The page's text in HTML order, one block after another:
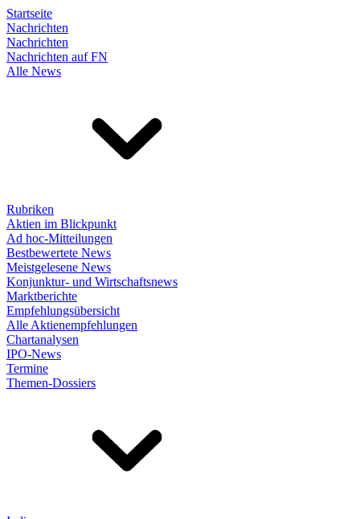
Startseite
Nachrichten
Nachrichten
Nachrichten auf FN
Alle News
Rubriken
Aktien im Blickpunkt
Ad hoc-Mitteilungen
Bestbewertete News
Meistgelesene News
Konjunktur- und Wirtschaftsnews
Marktberichte
Empfehlungsübersicht
Alle Aktienempfehlungen
Chartanalysen
IPO-News
Termine
Themen-Dossiers